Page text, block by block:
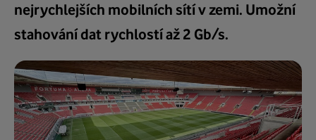
nejrychlejších mobilních sítí v zemi. Umožní
stahování dat rychlostí až 2 Gb/s.